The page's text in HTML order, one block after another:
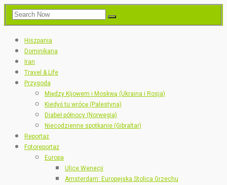
Hiszpania
Dominikana
Iran
Travel & Life
Przygoda
Między Kijowem i Moskwą (Ukraina i Rosja)
Kiedyś tu wrócę (Palestyna)
Diabeł północy (Norwegia)
Niecodzienne spotkanie (Gibraltar)
Reportaż
Fotoreportaż
Europa
Ulice Wenecji
Amsterdam: Europejska Stolica Grzechu